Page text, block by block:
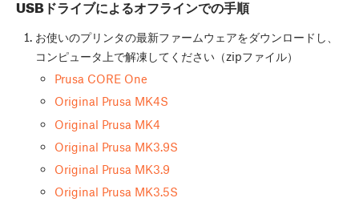
USBドライブによるオフラインでの手順
お使いのプリンタの最新ファームウェアをダウンロードし、
コンピュータ上で解凍してください（zipファイル）
Prusa CORE One
Original Prusa MK4S
Original Prusa MK4
Original Prusa MK3.9S
Original Prusa MK3.9
Original Prusa MK3.5S